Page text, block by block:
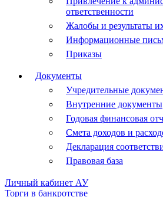
ответственности
Жалобы и результаты
Информационные
Приказы
Документы
Учредительные
Внутренние документы
Годовая финансовая
Смета доходов и
Декларация
Правовая база
Личный кабинет АУ
Торги в банкротстве